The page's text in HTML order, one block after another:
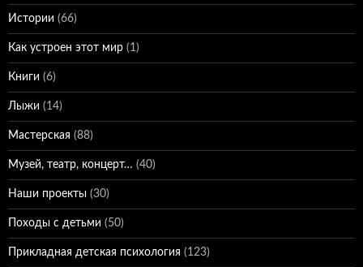
Истории (66)
Как устроен этот мир (1)
Книги (6)
Лыжи (14)
Мастерская (88)
Музей, театр, концерт… (40)
Наши проекты (30)
Походы с детьми (50)
Прикладная детская психология (123)